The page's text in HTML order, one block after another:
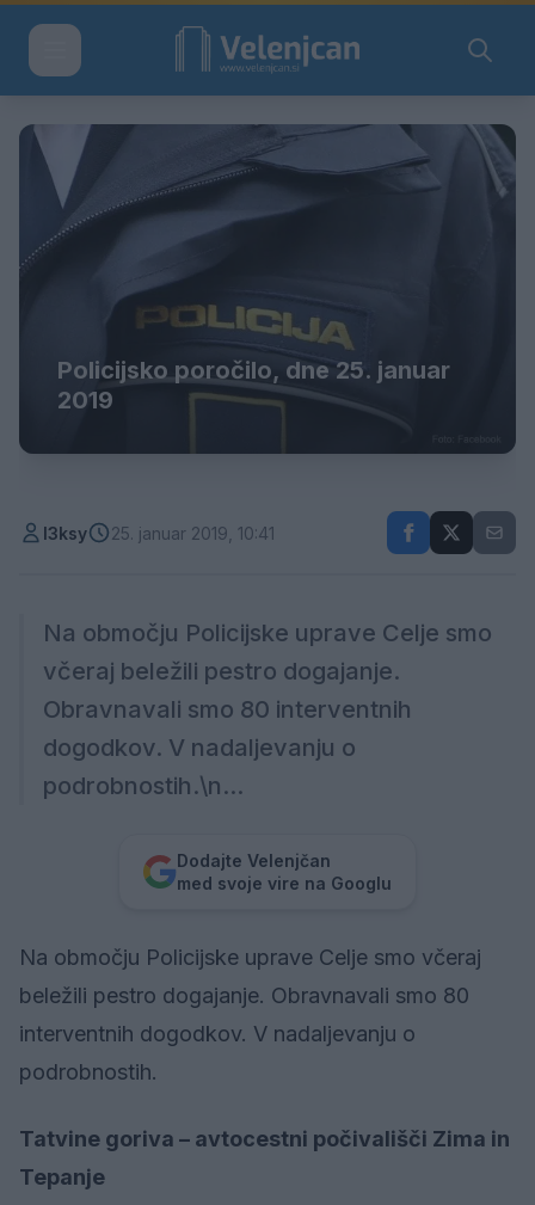
Policijsko poročilo, dne 25. januar
2019
l3ksy 25. januar 2019, 10:41
Na območju Policijske uprave Celje smo
včeraj beležili pestro dogajanje.
Obravnavali smo 80 interventnih
dogodkov. V nadaljevanju o
podrobnostih.\n...
Dodajte Velenjčan
med svoje vire na Googlu
Na območju Policijske uprave Celje smo včeraj
beležili pestro dogajanje. Obravnavali smo 80
interventnih dogodkov. V nadaljevanju o
podrobnostih.
Tatvine goriva – avtocestni počivališči Zima in
Tepanje